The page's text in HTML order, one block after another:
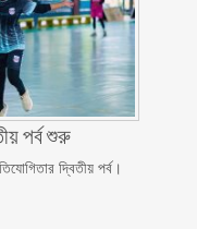
পর্ব শুরু
দ্বিতীয় পর্ব।